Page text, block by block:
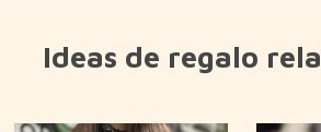
Ideas de regalo